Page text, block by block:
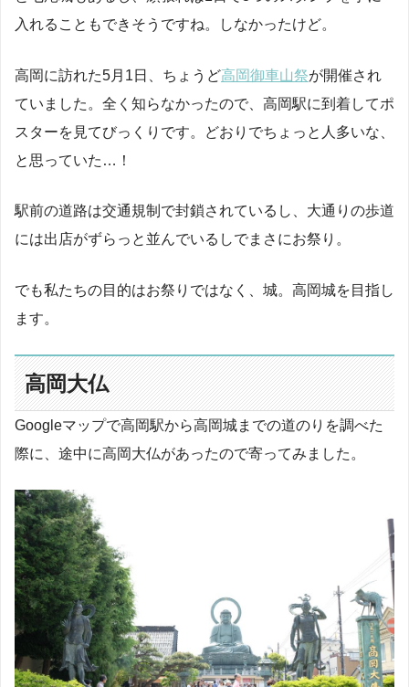
入れることもできそうですね。しなかったけど。
高岡に訪れた5月1日、ちょうど高岡御車山祭が開催され
ていました。全く知らなかったので、高岡駅に到着してポ
スターを見てびっくりです。どおりでちょっと人多いな、
と思っていた…！
駅前の道路は交通規制で封鎖されているし、大通りの歩道
には出店がずらっと並んでいるしでまさにお祭り。
でも私たちの目的はお祭りではなく、城。高岡城を目指し
ます。
高岡大仏
Googleマップで高岡駅から高岡城までの道のりを調べた
際に、途中に高岡大仏があったので寄ってみました。